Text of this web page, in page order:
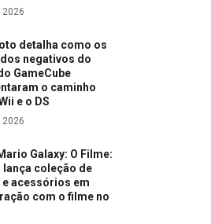
2026
detalha como os
negativos do
GameCube
o caminho
e o DS
2026
Galaxy: O Filme:
lança coleção de
e acessórios em
com o filme no